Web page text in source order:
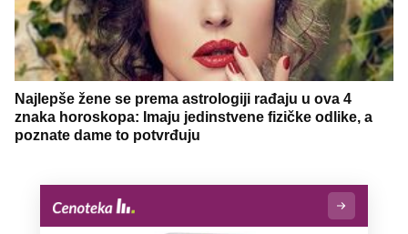
Najlepše žene se prema astrologiji rađaju u ova 4
znaka horoskopa: Imaju jedinstvene fizičke odlike, a
poznate dame to potvrđuju